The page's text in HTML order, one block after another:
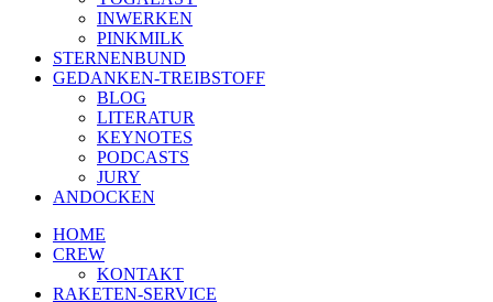
INWERKEN
PINKMILK
STERNENBUND
GEDANKEN-TREIBSTOFF
BLOG
LITERATUR
KEYNOTES
PODCASTS
JURY
ANDOCKEN
HOME
CREW
KONTAKT
RAKETEN-SERVICE